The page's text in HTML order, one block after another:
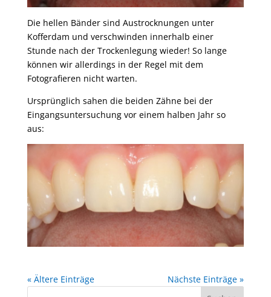
Die hellen Bänder sind Austrocknungen unter
Kofferdam und verschwinden innerhalb einer
Stunde nach der Trockenlegung wieder! So lange
können wir allerdings in der Regel mit dem
Fotografieren nicht warten.
Ursprünglich sahen die beiden Zähne bei der
Eingangsuntersuchung vor einem halben Jahr so
aus:
« Ältere Einträge Nächste Einträge »